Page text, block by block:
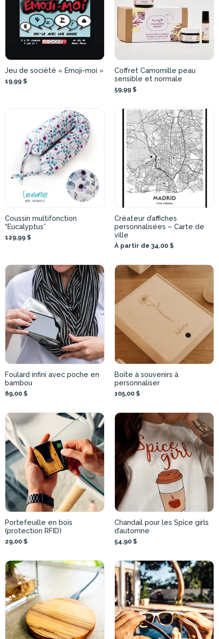
Jeu de société « Emoji-moi »
19,99 $
Coffret Camomille peau
sensible et normale
59,99 $
Coussin multifonction
“Eucalyptus”
129,99 $
Créateur d’affiches
personnalisées – Carte de
ville
À partir de 34,00 $
Foulard infini avec poche en
bambou
89,00 $
Boîte à souvenirs à
personnaliser
105,00 $
Portefeuille en bois
(protection RFID)
29,00 $
Chandail pour les Spice girls
d’automne
54,90 $